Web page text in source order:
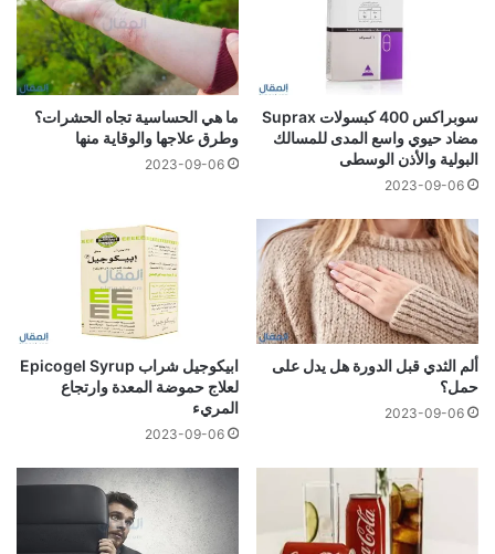
سوبراكس 400 كبسولات Suprax
مضاد حيوي واسع المدى للمسالك
البولية والأذن الوسطى
2023-09-06
ما هي الحساسية تجاه الحشرات؟
وطرق علاجها والوقاية منها
2023-09-06
ألم الثدي قبل الدورة هل يدل على
حمل؟
2023-09-06
ابيكوجيل شراب Epicogel Syrup
لعلاج حموضة المعدة وارتجاع
المريء
2023-09-06